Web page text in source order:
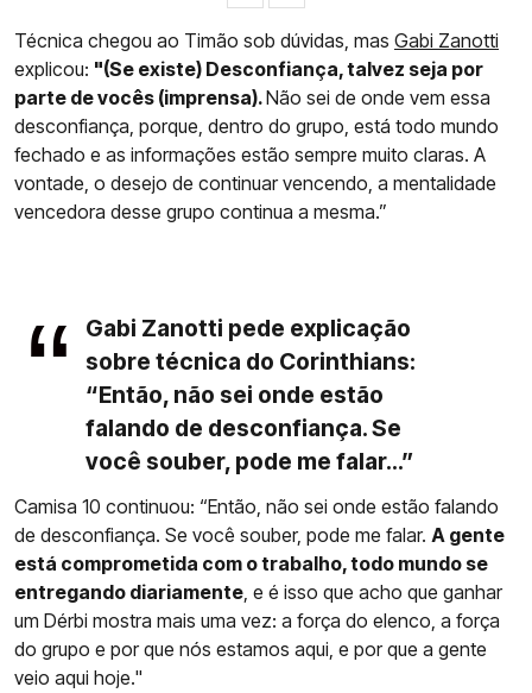
Técnica chegou ao Timão sob dúvidas, mas Gabi Zanotti
explicou: "(Se existe) Desconfiança, talvez seja por
parte de vocês (imprensa).Não sei de onde vem essa
desconfiança, porque, dentro do grupo, está todo mundo
fechado e as informações estão sempre muito claras. A
vontade, o desejo de continuar vencendo, a mentalidade
vencedora desse grupo continua a mesma.”
Gabi Zanotti pede explicação
sobre técnica do Corinthians:
“Então, não sei onde estão
falando de desconfiança. Se
você souber, pode me falar...”
Camisa 10 continuou: “Então, não sei onde estão falando
de desconfiança. Se você souber, pode me falar. A gente
está comprometida com o trabalho, todo mundo se
entregando diariamente, e é isso que acho que ganhar
um Dérbi mostra mais uma vez: a força do elenco, a força
do grupo e por que nós estamos aqui, e por que a gente
veio aqui hoje."